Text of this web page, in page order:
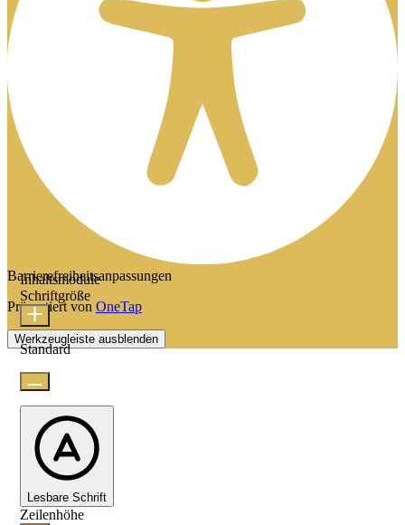
Barrierefreiheitsanpassungen
Präsentiert von OneTap
Werkzeugleiste ausblenden
Inhaltsmodule
Schriftgröße
Standard
Lesbare Schrift
Zeilenhöhe